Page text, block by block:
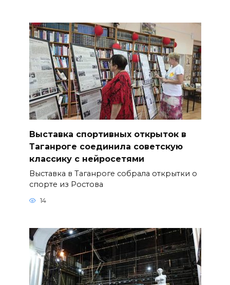
Выставка спортивных открыток в
Таганроге соединила советскую
классику с нейросетями
Выставка в Таганроге собрала открытки о
спорте из Ростова
14